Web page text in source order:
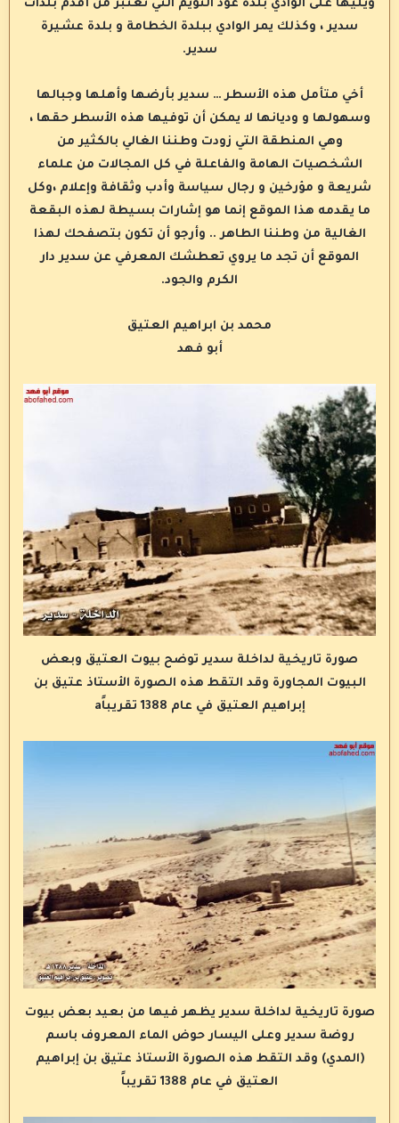
ويليها على الوادي بلدة عود التويم التي تعتبر من أقدم بلدات
سدير ، وكذلك يمر الوادي ببلدة الخطامة و بلدة عشيرة
سدير.
أخي متأمل هذه الأسطر … سدير بأرضها وأهلها وجبالها
وسهولها و وديانها لا يمكن أن توفيها هذه الأسطر حقها ،
وهي المنطقة التي زودت وطننا الغالي بالكثير من
الشخصيات الهامة والفاعلة في كل المجالات من علماء
شريعة و مؤرخين و رجال سياسة وأدب وثقافة وإعلام ،وكل
ما يقدمه هذا الموقع إنما هو إشارات بسيطة لهذه البقعة
الغالية من وطننا الطاهر .. وأرجو أن تكون بتصفحك لهذا
الموقع أن تجد ما يروي تعطشك المعرفي عن سدير دار
الكرم والجود.
محمد بن ابراهيم العتيق
أبو فهد
صورة تاريخية لداخلة سدير توضح بيوت العتيق وبعض
البيوت المجاورة وقد التقط هذه الصورة الأستاذ عتيق بن
إبراهيم العتيق في عام 1388 تقريباًa
صورة تاريخية لداخلة سدير يظهر فيها من بعيد بعض بيوت
روضة سدير وعلى اليسار حوض الماء المعروف باسم
(المدي) وقد التقط هذه الصورة الأستاذ عتيق بن إبراهيم
العتيق في عام 1388 تقريباً